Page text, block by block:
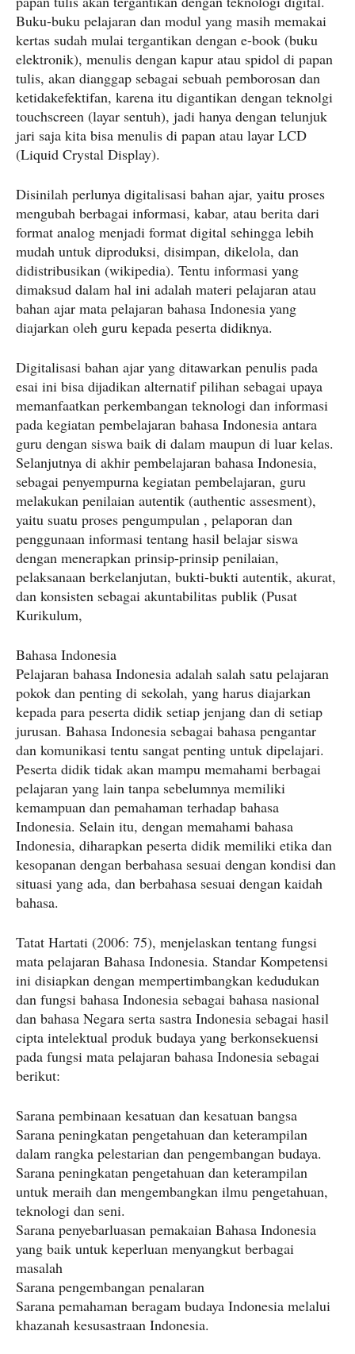
Buku-buku pelajaran dan modul yang masih memakai
kertas sudah mulai tergantikan dengan e-book (buku
elektronik), menulis dengan kapur atau spidol di papan
tulis, akan dianggap sebagai sebuah pemborosan dan
ketidakefektifan, karena itu digantikan dengan teknolgi
touchscreen (layar sentuh), jadi hanya dengan telunjuk
jari saja kita bisa menulis di papan atau layar LCD
(Liquid Crystal Display).
Disinilah perlunya digitalisasi bahan ajar, yaitu proses
mengubah berbagai informasi, kabar, atau berita dari
format analog menjadi format digital sehingga lebih
mudah untuk diproduksi, disimpan, dikelola, dan
didistribusikan (wikipedia). Tentu informasi yang
dimaksud dalam hal ini adalah materi pelajaran atau
bahan ajar mata pelajaran bahasa Indonesia yang
diajarkan oleh guru kepada peserta didiknya.
Digitalisasi bahan ajar yang ditawarkan penulis pada
esai ini bisa dijadikan alternatif pilihan sebagai upaya
memanfaatkan perkembangan teknologi dan informasi
pada kegiatan pembelajaran bahasa Indonesia antara
guru dengan siswa baik di dalam maupun di luar kelas.
Selanjutnya di akhir pembelajaran bahasa Indonesia,
sebagai penyempurna kegiatan pembelajaran, guru
melakukan penilaian autentik (authentic assesment),
yaitu suatu proses pengumpulan , pelaporan dan
penggunaan informasi tentang hasil belajar siswa
dengan menerapkan prinsip-prinsip penilaian,
pelaksanaan berkelanjutan, bukti-bukti autentik, akurat,
dan konsisten sebagai akuntabilitas publik (Pusat
Kurikulum,
Bahasa Indonesia
Pelajaran bahasa Indonesia adalah salah satu pelajaran
pokok dan penting di sekolah, yang harus diajarkan
kepada para peserta didik setiap jenjang dan di setiap
jurusan. Bahasa Indonesia sebagai bahasa pengantar
dan komunikasi tentu sangat penting untuk dipelajari.
Peserta didik tidak akan mampu memahami berbagai
pelajaran yang lain tanpa sebelumnya memiliki
kemampuan dan pemahaman terhadap bahasa
Indonesia. Selain itu, dengan memahami bahasa
Indonesia, diharapkan peserta didik memiliki etika dan
kesopanan dengan berbahasa sesuai dengan kondisi dan
situasi yang ada, dan berbahasa sesuai dengan kaidah
bahasa.
Tatat Hartati (2006: 75), menjelaskan tentang fungsi
mata pelajaran Bahasa Indonesia. Standar Kompetensi
ini disiapkan dengan mempertimbangkan kedudukan
dan fungsi bahasa Indonesia sebagai bahasa nasional
dan bahasa Negara serta sastra Indonesia sebagai hasil
cipta intelektual produk budaya yang berkonsekuensi
pada fungsi mata pelajaran bahasa Indonesia sebagai
berikut:
Sarana pembinaan kesatuan dan kesatuan bangsa
Sarana peningkatan pengetahuan dan keterampilan
dalam rangka pelestarian dan pengembangan budaya.
Sarana peningkatan pengetahuan dan keterampilan
untuk meraih dan mengembangkan ilmu pengetahuan,
teknologi dan seni.
Sarana penyebarluasan pemakaian Bahasa Indonesia
yang baik untuk keperluan menyangkut berbagai
masalah
Sarana pengembangan penalaran
Sarana pemahaman beragam budaya Indonesia melalui
khazanah kesusastraan Indonesia.